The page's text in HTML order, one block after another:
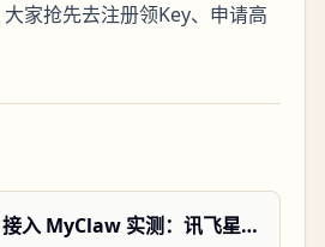
家抢先去注册领Key、申请高
入 MyClaw 实测：讯飞星…